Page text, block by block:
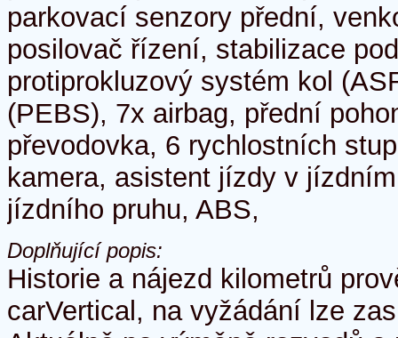
parkovací senzory přední,
posilovač řízení, stabilizace
protiprokluzový systém kol
(PEBS), 7x airbag, přední
převodovka, 6 rychlostních
kamera, asistent jízdy v
jízdního pruhu, ABS,
Doplňující popis:
Historie a nájezd kilometrů
carVertical, na vyžádání lze